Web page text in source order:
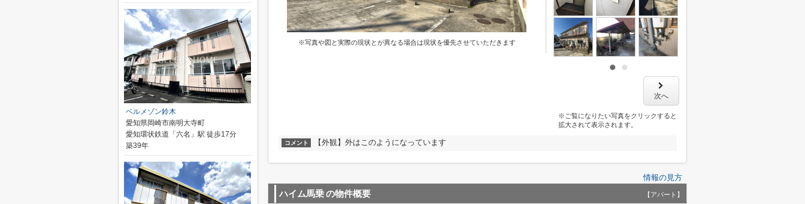
※写真や図と実際の現状とが異なる場合は現状を優先させていただきます
次へ
※ご覧になりたい写真をクリックすると
拡大されて表示されます。
コメント 【外観】外はこのようになっています
情報の見方
ハイム馬乗の物件概要 【アパート】
ベルメゾン鈴木
愛知県岡崎市南明大寺町
愛知環状鉄道「六名」駅 徒歩17分
築39年